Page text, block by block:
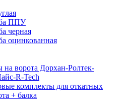
ППУ
черная
оцинкованная
на ворота Дорхан-Ролтек-
R-Tech
комплекты для откатных
+ балка